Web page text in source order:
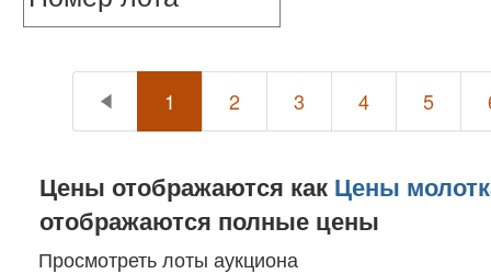
1 2 3 4 5
Цены отображаются как Цены
отображаются полные цены
Просмотреть лоты аукциона